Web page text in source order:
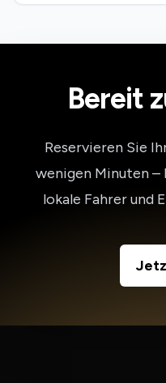
Bereit
Reservieren Sie
wenigen Minuten
lokale Fahrer und